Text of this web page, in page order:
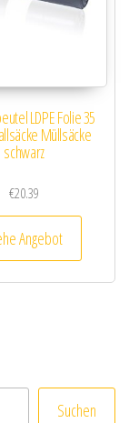
LDPE Folie 35
Müllsäcke
schwarz
€20.39
Angebot
Suchen